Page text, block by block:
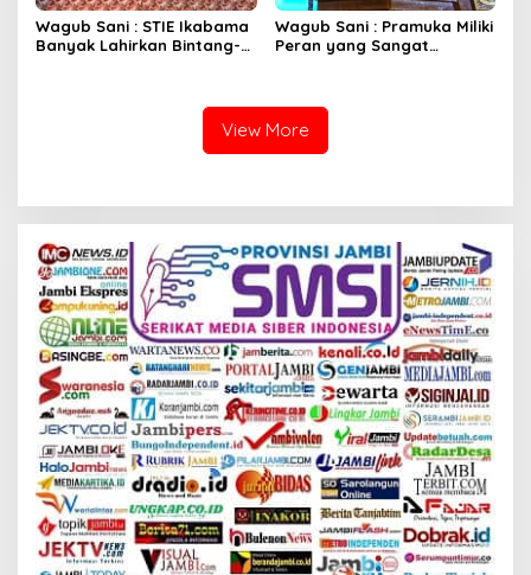
Wagub Sani : STIE Ikabama
Banyak Lahirkan Bintang-
Wagub Sani : Pramuka Miliki
Peran yang Sangat
View More